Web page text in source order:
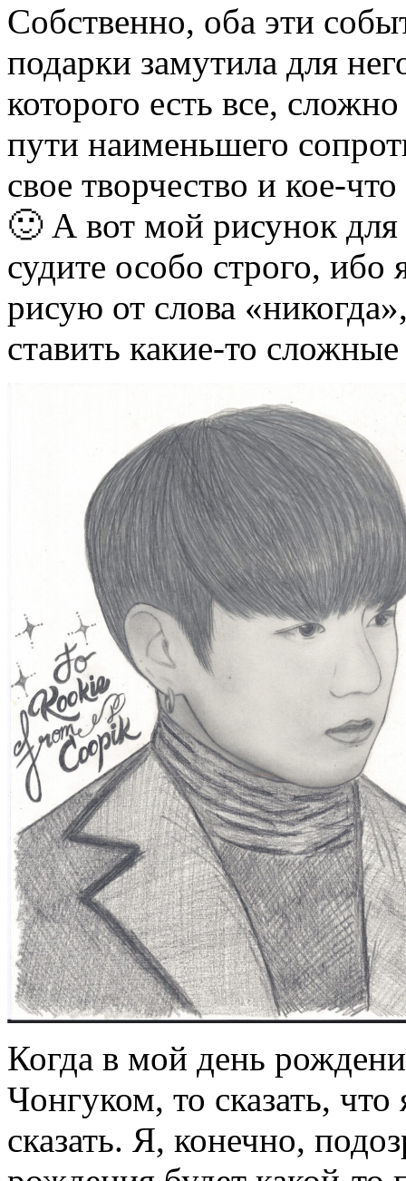
Собственно, оба эти
подарки замутила для
которого есть все,
пути наименьшего
свое творчество и кое-
🙂 А вот мой рисунок для
судите особо строго,
рисую от слова
ставить какие-то сложные
Когда в мой день
Чонгуком, то сказать,
сказать. Я, конечно,